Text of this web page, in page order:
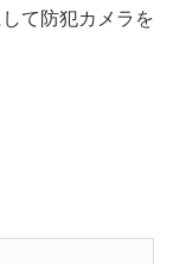
て防犯カメラを